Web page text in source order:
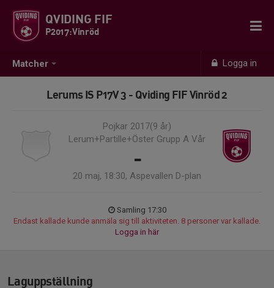
Matcher Logga in
QVIDING FIF
P2017:Vinröd
Lerums IS P17V 3 - Qviding FIF Vinröd 2
Pojkar 2017(9 år)
Lerum+Partille+Öster Grupp A Vår
-
20 maj, 18:30, Aspevallen D-plan
Samling 17:30
Endast kallade kunde anmäla sig till aktiviteten. 8 personer var kallade.
Logga in här
Laguppställning